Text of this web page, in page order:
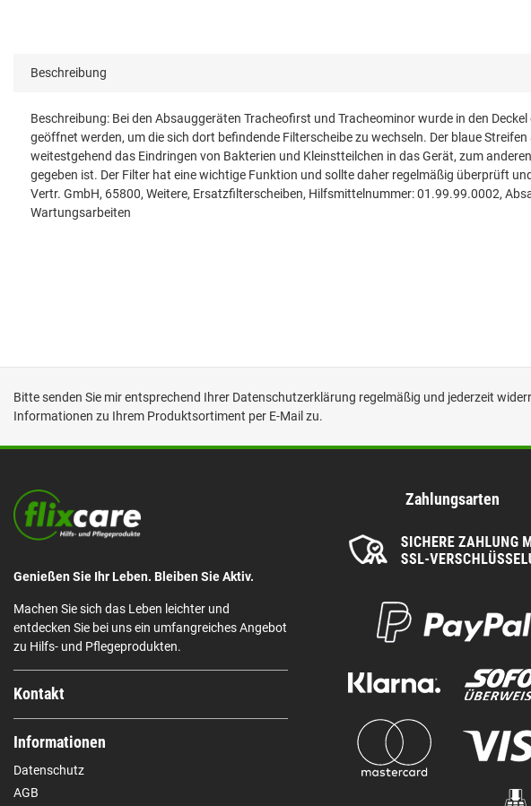
Beschreibung
Beschreibung: Bei den Absauggeräten Tracheofirst und Tracheominor wurde in den
geöffnet werden, um die sich dort befindende Filterscheibe zu wechseln. Der blaue
weitestgehend das Eindringen von Bakterien und Kleinstteilchen in das Gerät, zum
gegeben ist. Der Filter hat eine wichtige Funktion und sollte daher regelmäßig überprüft
Vertr. GmbH, 65800, Weitere, Ersatzfilterscheiben, Hilfsmittelnummer: 01.99.99.0002,
Wartungsarbeiten
Bitte senden Sie mir entsprechend Ihrer Datenschutzerklärung regelmäßig und jederzeit
Informationen zu Ihrem Produktsortiment per E-Mail zu.
Genießen Sie Ihr Leben. Bleiben Sie Aktiv.
Machen Sie sich das Leben leichter und
entdecken Sie bei uns ein umfangreiches Angebot
zu Hilfs- und Pflegeprodukten.
Kontakt
Informationen
Datenschutz
AGB
Zahlungsarten